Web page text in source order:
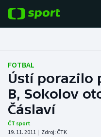
Fotbal
Hokej
Tenis
Atletika
FOTBAL
Ústí porazilo
B, Sokolov
Čáslaví
ČT sport
19. 11. 2011 | Zdroj: ČTK